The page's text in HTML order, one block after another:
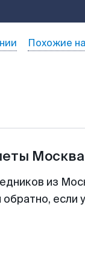
Похожие
Москва
из
обратно,